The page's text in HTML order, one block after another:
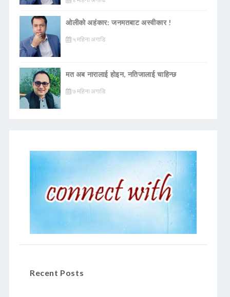
ओलीको अहंकार: जनमतबाट अस्वीकार !
५ महिना अगाडि
मत अब नारालाई होइन, नतिजालाई चाहिन्छ
७ महिना अगाडि
Recent Posts